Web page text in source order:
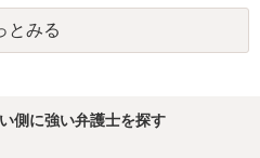
。質問５は認知すると養育費支払
れば法的に可能ですが法律で強制
能です。質問７は不貞行為の写真
とみる
側に強い弁護士を探す